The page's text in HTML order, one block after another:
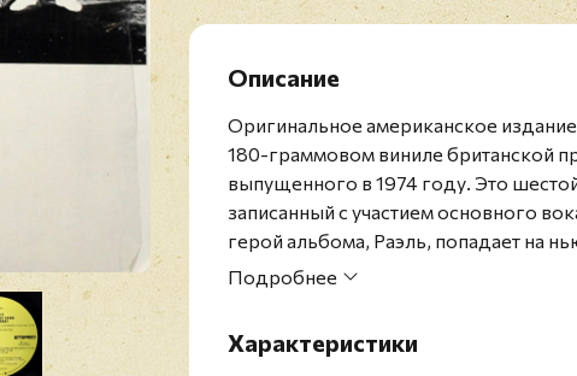
Описание
Оригинальное американское
180-граммовом виниле британской
выпущенного в 1974 году. Это
записанный с участием основного
герой альбома, Раэль, попадает на
подвергается всевозможным
принадлежавшая изначально к
Подробнее
Характеристики